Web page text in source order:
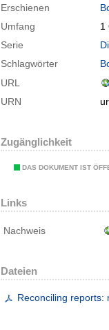
Erschienen
Umfang
1
Serie
Schlagwörter
URL
URN
Zugänglichkeit
DAS DOKUMENT IST
Links
Nachweis
Dateien
Reconciling reports: